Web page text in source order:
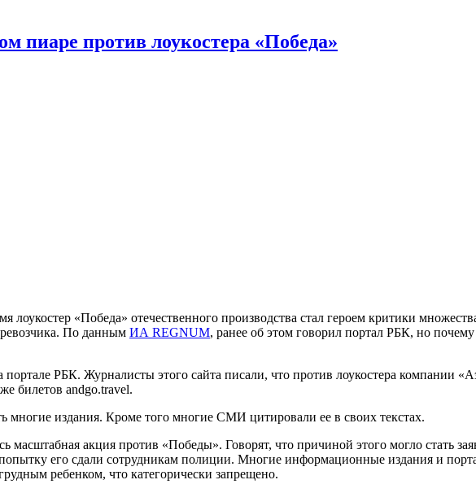
пиаре против лоукостера «Победа»
лоукостер «Победа» отечественного производства стал героем критики
По данным ИА REGNUM, ранее об этом говорил портал РБК, но
РБК. Журналисты этого сайта писали, что против лоукостера компании
билетов andgo.travel.
многие издания. Кроме того многие СМИ цитировали ее в своих текстах.
акция против «Победы». Говорят, что причиной этого могло стать
попытку его сдали сотрудникам полиции. Многие информационные издания и
ребенком, что категорически запрещено.